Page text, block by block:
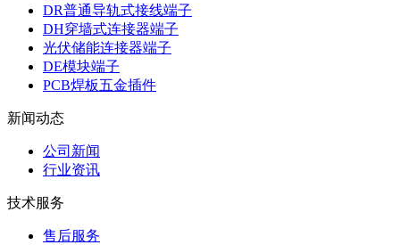
DR普通导轨式接线端子
DH穿墙式连接器端子
光伏储能连接器端子
DE模块端子
PCB焊板五金插件
新闻动态
公司新闻
行业资讯
技术服务
售后服务